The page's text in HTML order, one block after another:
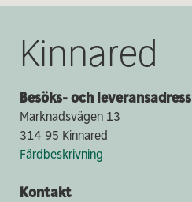
Kinnared
Besöks- och leveransadress
Marknadsvägen 13
314 95 Kinnared
Färdbeskrivning
Kontakt